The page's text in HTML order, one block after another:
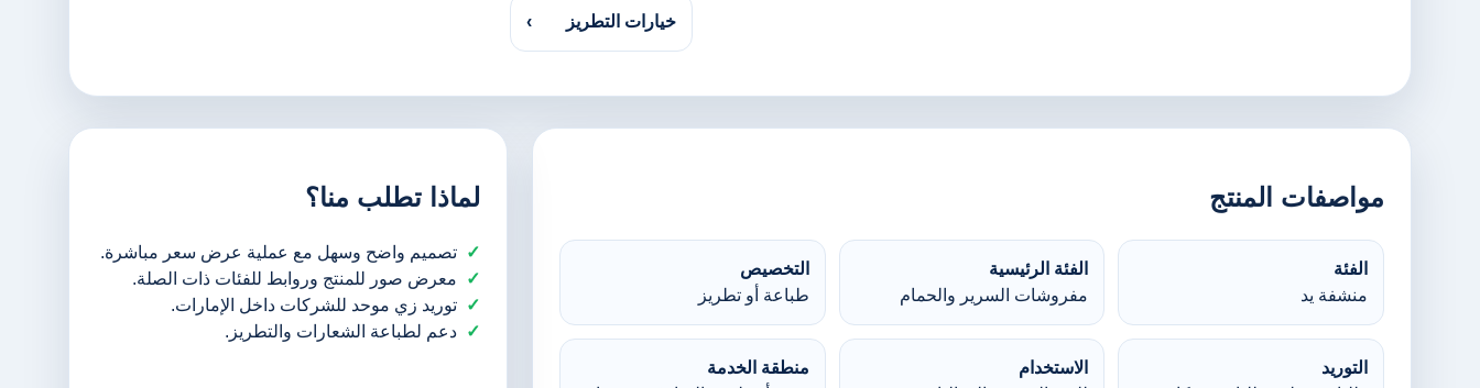
خيارات التطريز ›
مواصفات المنتج
الفئة
منشفة يد
الفئة الرئيسية
مفروشات السرير والحمام
التخصيص
طباعة أو تطريز
التوريد
الاستخدام
منطقة الخدمة
لماذا تطلب منا؟
تصميم واضح وسهل مع عملية عرض سعر مباشرة.
معرض صور للمنتج وروابط للفئات ذات الصلة.
توريد زي موحد للشركات داخل الإمارات.
دعم لطباعة الشعارات والتطريز.